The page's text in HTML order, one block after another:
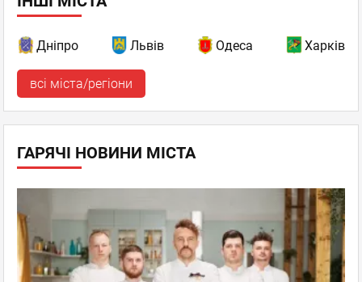
Дніпро Львів Одеса Харків
всі міста/регіони
ГАРЯЧІ НОВИНИ МІСТА